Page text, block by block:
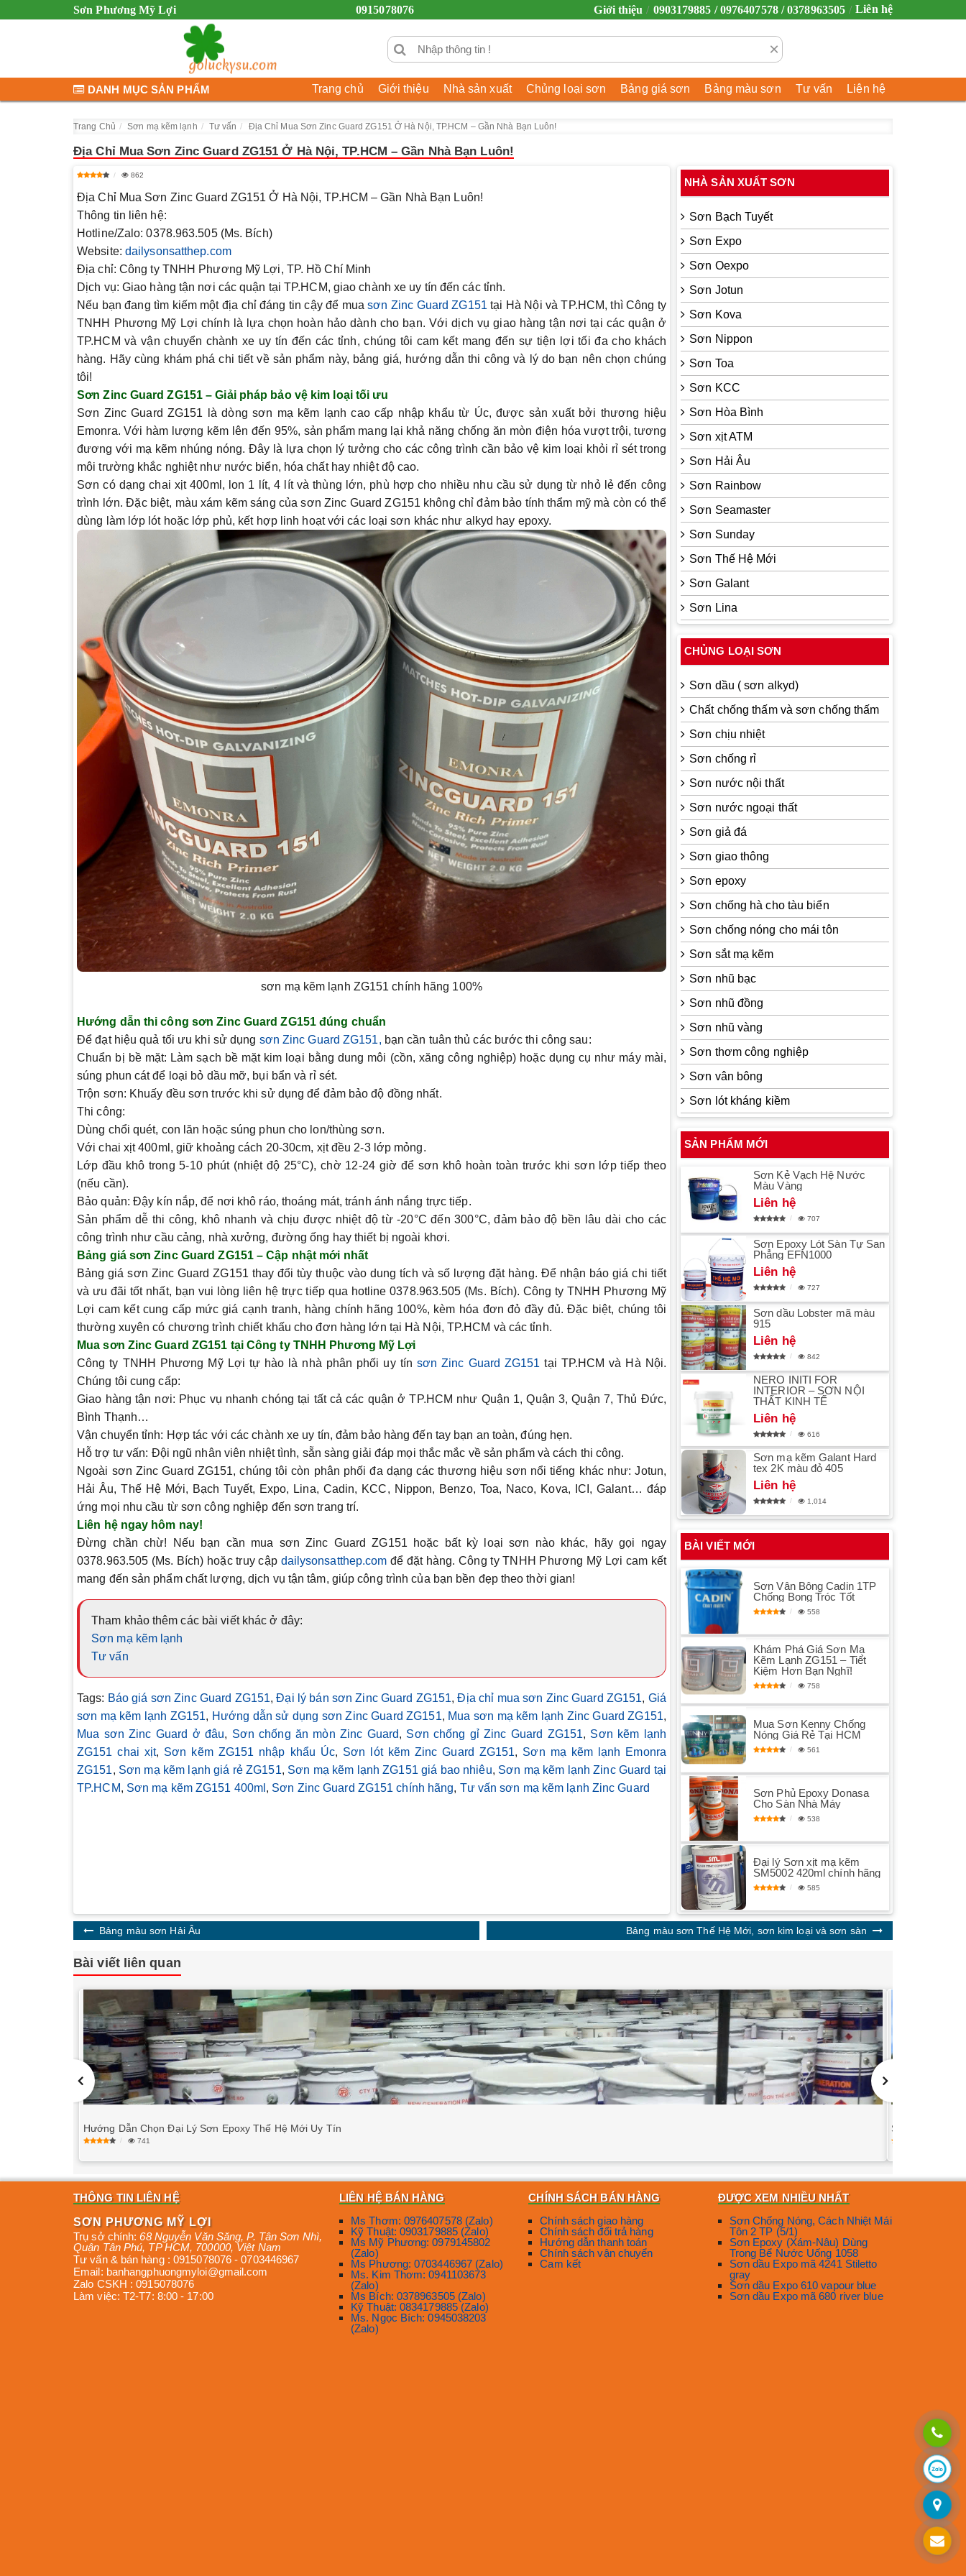
Sơn Phương Mỹ Lợi 0915078076 Giới thiệu 0903179885 / 0976407578 / 0378963505 Liên hệ
×
Trang chủ Giới thiệu Nhà sản xuất Chủng loại sơn Bảng giá sơn Bảng màu sơn Tư vấn Liên hệ
DANH MỤC SẢN PHẨM
Trang Chủ Sơn mạ kẽm lạnh Tư vấn Địa Chỉ Mua Sơn Zinc Guard ZG151 Ở Hà Nội, TP.HCM – Gần Nhà Bạn Luôn!
Địa Chỉ Mua Sơn Zinc Guard ZG151 Ở Hà Nội, TP.HCM – Gần Nhà Bạn Luôn!
862
Địa Chỉ Mua Sơn Zinc Guard ZG151 Ở Hà Nội, TP.HCM – Gần Nhà Bạn Luôn!
Thông tin liên hệ:
Hotline/Zalo: 0378.963.505 (Ms. Bích)
Website: dailysonsatthep.com
Địa chỉ: Công ty TNHH Phương Mỹ Lợi, TP. Hồ Chí Minh
Dịch vụ: Giao hàng tận nơi các quận tại TP.HCM, giao chành xe uy tín đến các tỉnh.
Nếu bạn đang tìm kiếm một địa chỉ đáng tin cậy để muasơn Zinc Guard ZG151 tại Hà Nội và TP.HCM, thì Công ty
TNHH Phương Mỹ Lợi chính là lựa chọn hoàn hảo dành cho bạn. Với dịch vụ giao hàng tận nơi tại các quận ở
TP.HCM và vận chuyển chành xe uy tín đến các tỉnh, chúng tôi cam kết mang đến sự tiện lợi tối đa cho khách
hàng. Hãy cùng khám phá chi tiết về sản phẩm này, bảng giá, hướng dẫn thi công và lý do bạn nên chọn chúng
tôi!
Sơn Zinc Guard ZG151 – Giải pháp bảo vệ kim loại tối ưu
Sơn Zinc Guard ZG151 là dòng sơn mạ kẽm lạnh cao cấp nhập khẩu từ Úc, được sản xuất bởi thương hiệu
Emonra. Với hàm lượng kẽm lên đến 95%, sản phẩm mang lại khả năng chống ăn mòn điện hóa vượt trội, tương
đương với mạ kẽm nhúng nóng. Đây là lựa chọn lý tưởng cho các công trình cần bảo vệ kim loại khỏi rỉ sét trong
môi trường khắc nghiệt như nước biển, hóa chất hay nhiệt độ cao.
Sơn có dạng chai xịt 400ml, lon 1 lít, 4 lít và thùng lớn, phù hợp cho nhiều nhu cầu sử dụng từ nhỏ lẻ đến công
trình lớn. Đặc biệt, màu xám kẽm sáng củasơn Zinc Guard ZG151 không chỉ đảm bảo tính thẩm mỹ mà còn có thể
dùng làm lớp lót hoặc lớp phủ, kết hợp linh hoạt với các loại sơn khác như alkyd hay epoxy.
sơn mạ kẽm lạnh ZG151 chính hãng 100%
Hướng dẫn thi công sơn Zinc Guard ZG151 đúng chuẩn
Để đạt hiệu quả tối ưu khi sử dụng sơn Zinc Guard ZG151, bạn cần tuân thủ các bước thi công sau:
Chuẩn bị bề mặt: Làm sạch bề mặt kim loại bằng dung môi (cồn, xăng công nghiệp) hoặc dụng cụ như máy mài,
súng phun cát để loại bỏ dầu mỡ, bụi bẩn và rỉ sét.
Trộn sơn: Khuấy đều sơn trước khi sử dụng để đảm bảo độ đồng nhất.
Thi công:
Dùng chổi quét, con lăn hoặc súng phun cho lon/thùng sơn.
Với chai xịt 400ml, giữ khoảng cách 20-30cm, xịt đều 2-3 lớp mỏng.
Lớp đầu khô trong 5-10 phút (nhiệt độ 25°C), chờ 12-24 giờ để sơn khô hoàn toàn trước khi sơn lớp tiếp theo
(nếu cần).
Bảo quản: Đậy kín nắp, để nơi khô ráo, thoáng mát, tránh ánh nắng trực tiếp.
Sản phẩm dễ thi công, khô nhanh và chịu được nhiệt độ từ -20°C đến 300°C, đảm bảo độ bền lâu dài cho các
công trình như cầu cảng, nhà xưởng, đường ống hay thiết bị ngoài khơi.
Bảng giá sơn Zinc Guard ZG151 – Cập nhật mới nhất
Bảng giá sơn Zinc Guard ZG151 thay đổi tùy thuộc vào dung tích và số lượng đặt hàng. Để nhận báo giá chi tiết
và ưu đãi tốt nhất, bạn vui lòng liên hệ trực tiếp qua hotline0378.963.505 (Ms. Bích). Công ty TNHH Phương Mỹ
Lợi cam kết cung cấp mức giá cạnh tranh, hàng chính hãng 100%, kèm hóa đơn đỏ đầy đủ. Đặc biệt, chúng tôi
thường xuyên có chương trình chiết khấu cho đơn hàng lớn tại Hà Nội, TP.HCM và các tỉnh.
Mua sơn Zinc Guard ZG151 tại Công ty TNHH Phương Mỹ Lợi
Công ty TNHH Phương Mỹ Lợi tự hào là nhà phân phối uy tín sơn Zinc Guard ZG151 tại TP.HCM và Hà Nội.
Chúng tôi cung cấp:
Giao hàng tận nơi: Phục vụ nhanh chóng tại tất cả các quận ở TP.HCM như Quận 1, Quận 3, Quận 7, Thủ Đức,
Bình Thạnh…
Vận chuyển tỉnh: Hợp tác với các chành xe uy tín, đảm bảo hàng đến tay bạn an toàn, đúng hẹn.
Hỗ trợ tư vấn: Đội ngũ nhân viên nhiệt tình, sẵn sàng giải đáp mọi thắc mắc về sản phẩm và cách thi công.
Ngoài sơn Zinc Guard ZG151, chúng tôi còn phân phối đa dạng các thương hiệu sơn nổi tiếng khác như: Jotun,
Hải Âu, Thế Hệ Mới, Bạch Tuyết, Expo, Lina, Cadin, KCC, Nippon, Benzo, Toa, Naco, Kova, ICI, Galant… đáp
ứng mọi nhu cầu từ sơn công nghiệp đến sơn trang trí.
Liên hệ ngay hôm nay!
Đừng chần chừ! Nếu bạn cần mua sơn Zinc Guard ZG151 hoặc bất kỳ loại sơn nào khác, hãy gọi ngay
0378.963.505 (Ms. Bích) hoặc truy cập dailysonsatthep.com để đặt hàng. Công ty TNHH Phương Mỹ Lợi cam kết
mang đến sản phẩm chất lượng, dịch vụ tận tâm, giúp công trình của bạn bền đẹp theo thời gian!
Tham khảo thêm các bài viết khác ở đây:
Sơn mạ kẽm lạnh
Tư vấn
Tags: Báo giá sơn Zinc Guard ZG151,Đại lý bán sơn Zinc Guard ZG151,Địa chỉ mua sơn Zinc Guard ZG151, Giá
sơn mạ kẽm lạnh ZG151, Hướng dẫn sử dụng sơn Zinc Guard ZG151, Mua sơn mạ kẽm lạnh Zinc Guard ZG151,
Mua sơn Zinc Guard ở đâu, Sơn chống ăn mòn Zinc Guard, Sơn chống gỉ Zinc Guard ZG151, Sơn kẽm lạnh
ZG151 chai xịt, Sơn kẽm ZG151 nhập khẩu Úc, Sơn lót kẽm Zinc Guard ZG151, Sơn mạ kẽm lạnh Emonra
ZG151, Sơn mạ kẽm lạnh giá rẻ ZG151, Sơn mạ kẽm lạnh ZG151 giá bao nhiêu, Sơn mạ kẽm lạnh Zinc Guard tại
TP.HCM, Sơn mạ kẽm ZG151 400ml , Sơn Zinc Guard ZG151 chính hãng, Tư vấn sơn mạ kẽm lạnh Zinc Guard
NHÀ SẢN XUẤT SƠN
Sơn Bạch Tuyết
Sơn Expo
Sơn Oexpo
Sơn Jotun
Sơn Kova
Sơn Nippon
Sơn Toa
Sơn KCC
Sơn Hòa Bình
Sơn xịt ATM
Sơn Hải Âu
Sơn Rainbow
Sơn Seamaster
Sơn Sunday
Sơn Thế Hệ Mới
Sơn Galant
Sơn Lina
CHỦNG LOẠI SƠN
Sơn dầu ( sơn alkyd)
Chất chống thấm và sơn chống thấm
Sơn chịu nhiệt
Sơn chống rỉ
Sơn nước nội thất
Sơn nước ngoại thất
Sơn giả đá
Sơn giao thông
Sơn epoxy
Sơn chống hà cho tàu biển
Sơn chống nóng cho mái tôn
Sơn sắt mạ kẽm
Sơn nhũ bạc
Sơn nhũ đồng
Sơn nhũ vàng
Sơn thơm công nghiệp
Sơn vân bông
Sơn lót kháng kiềm
SẢN PHẨM MỚI
Sơn Kẻ Vạch Hệ Nước
Màu Vàng
Liên hệ
707
Sơn Epoxy Lót Sàn Tự San
Phẳng EFN1000
Liên hệ
727
Sơn dầu Lobster mã màu
915
Liên hệ
842
NERO INITI FOR
INTERIOR – SƠN NỘI
THẤT KINH TẾ
Liên hệ
616
Sơn mạ kẽm Galant Hard
tex 2K màu đỏ 405
Liên hệ
1,014
BÀI VIẾT MỚI
Sơn Vân Bông Cadin 1TP
Chống Bong Tróc Tốt
558
Khám Phá Giá Sơn Mạ
Kẽm Lạnh ZG151 – Tiết
Kiệm Hơn Bạn Nghĩ!
758
Mua Sơn Kenny Chống
Nóng Giá Rẻ Tại HCM
561
Sơn Phủ Epoxy Donasa
Cho Sàn Nhà Máy
538
Đại lý Sơn xịt mạ kẽm
SM5002 420ml chính hãng
585
Bảng màu sơn Hải Âu Bảng màu sơn Thế Hệ Mới, sơn kim loại và sơn sàn
Bài viết liên quan
Hướng Dẫn Chọn Đại Lý Sơn Epoxy Thế Hệ Mới Uy Tín
741
Sơn Alkyd
THÔNG TIN LIÊN HỆ
SƠN PHƯƠNG MỸ LỢI
Trụ sở chính:68 Nguyễn Văn Săng, P. Tân Sơn Nhì,
Quận Tân Phú, TP HCM, 700000, Việt Nam
Tư vấn & bán hàng : 0915078076 -0703446967
Email: banhangphuongmyloi@gmail.com
Zalo CSKH :0915078076
Làm việc: T2-T7: 8:00 - 17:00
LIÊN HỆ BÁN HÀNG
Ms Thơm: 0976407578 (Zalo)
Kỹ Thuật: 0903179885 (Zalo)
Ms Mỹ Phương: 0979145802
(Zalo)
Ms Phương: 0703446967 (Zalo)
Ms. Kim Thơm: 0941103673
(Zalo)
Ms Bích: 0378963505 (Zalo)
Kỹ Thuật: 0834179885 (Zalo)
Ms. Ngọc Bích: 0945038203
(Zalo)
CHÍNH SÁCH BÁN HÀNG
Chính sách giao hàng
Chính sách đổi trả hàng
Hướng dẫn thanh toán
Chính sách vận chuyển
Cam kết
ĐƯỢC XEM NHIỀU NHẤT
Sơn Chống Nóng, Cách Nhiệt Mái
Tôn 2 TP (5/1)
Sơn Epoxy (Xám-Nâu) Dùng
Trong Bể Nước Uống 1058
Sơn dầu Expo mã 4241 Stiletto
gray
Sơn dầu Expo 610 vapour blue
Sơn dầu Expo mã 680 river blue